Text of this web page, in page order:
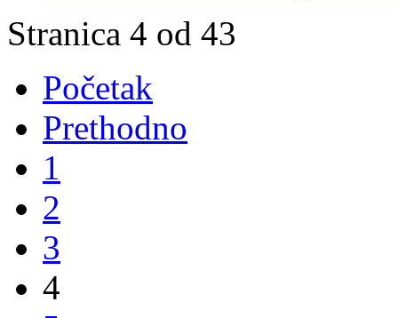
Stranica 4 od 43
Početak
Prethodno
1
2
3
4